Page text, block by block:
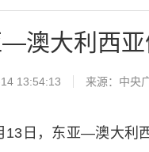
澳大利西亚
13:54:13 来源：中央
，东亚—澳大利西